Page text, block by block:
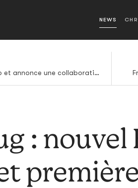
NEWS
Zomby revient sur Hyperdub et annonce une collaboration avec Burial
: nouvel